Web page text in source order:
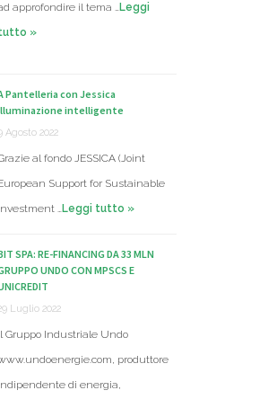
approfondire il tema …Leggi
»
Pantelleria con Jessica
intelligente
Agosto 2022
al fondo JESSICA (Joint
Support for Sustainable
…Leggi tutto »
SPA: RE-FINANCING DA 33 MLN
UNDO CON MPSCS E
Luglio 2022
Gruppo Industriale Undo
produttore
di energia,